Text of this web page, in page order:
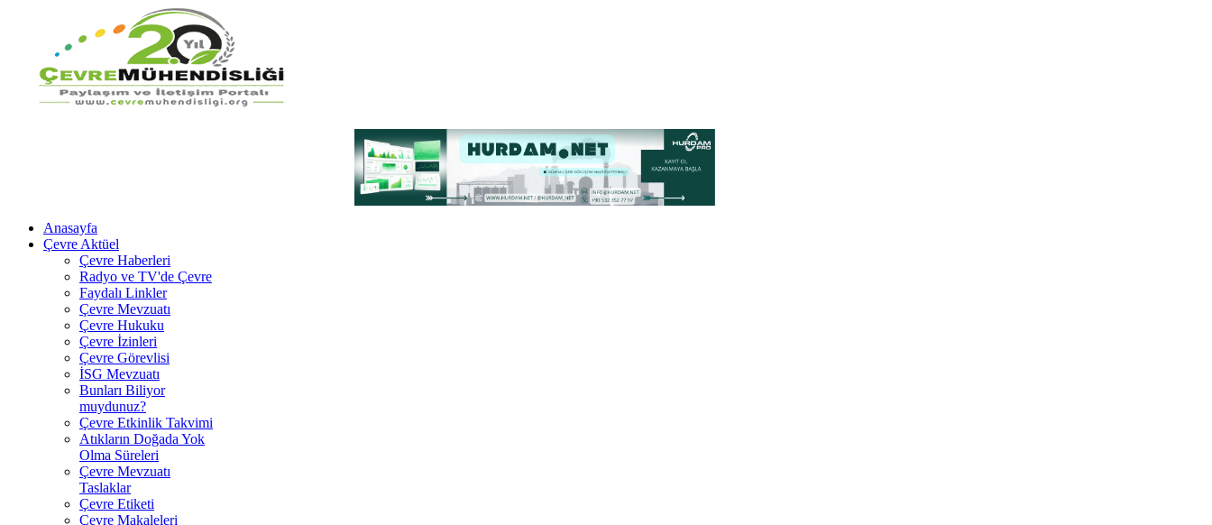
Anasayfa
Çevre Aktüel
Çevre Haberleri
Radyo ve TV'de Çevre
Faydalı Linkler
Çevre Mevzuatı
Çevre Hukuku
Çevre İzinleri
Çevre Görevlisi
İSG Mevzuatı
Bunları Biliyor
muydunuz?
Çevre Etkinlik Takvimi
Atıkların Doğada Yok
Olma Süreleri
Çevre Mevzuatı
Taslaklar
Çevre Etiketi
Çevre Makaleleri